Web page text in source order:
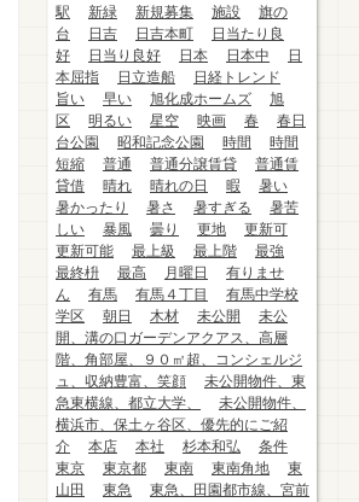
駅
新緑 新規募集 施設
旗の
台
日吉 日吉本町
日当たり良
好
日当り良好 日本 日本中
日
本屈指
日立造船
日経トレンド
旨い
早い 旭化成ホームズ
旭
区
明るい 星空 映画 春
春日
台公園
昭和記念公園 時間
時間
短縮
普通 普通分譲賃貸
普通賃
貸借
晴れ 晴れの日 暇
暑い
暑かったり
暑さ 暑すぎる
暑苦
しい
暴風 曇り 更地
更新可
更新可能
最上級 最上階
最強
最終枡
最高 月曜日
有りませ
ん
有馬 有馬４丁目
有馬中学校
学区
朝日 木材 未公開
未公
開、溝の口ガーデンアクアス、高層
階、角部屋、９０㎡超、コンシェルジ
ュ、収納豊富、笑顔
未公開物件、東
急東横線、都立大学、
未公開物件、
横浜市、保土ヶ谷区、優先的にご紹
介
本店 本社 杉本和弘
条件
東京
東京都 東南 東南角地
東
山田
東急
東急、田園都市線、宮前